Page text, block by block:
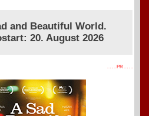
and Beautiful World.
20. August 2026
. . . . PR . . . .